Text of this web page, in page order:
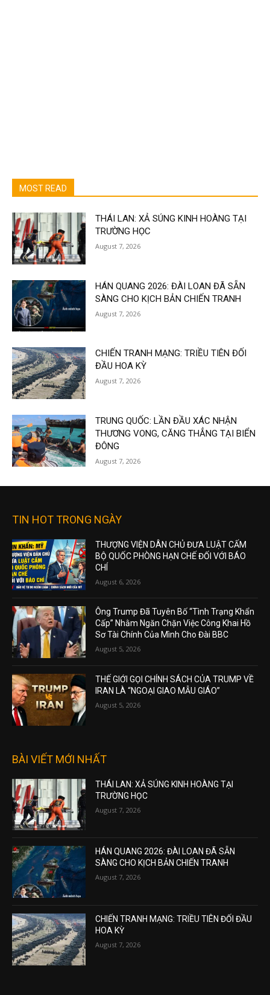
MOST READ
THÁI LAN: XẢ SÚNG KINH HOÀNG TẠI
TRƯỜNG HỌC
August 7, 2026
HÁN QUANG 2026: ĐÀI LOAN ĐÃ SẴN
SÀNG CHO KỊCH BẢN CHIẾN TRANH
August 7, 2026
CHIẾN TRANH MẠNG: TRIỀU TIÊN ĐỐI
ĐẦU HOA KỲ
August 7, 2026
TRUNG QUỐC: LẦN ĐẦU XÁC NHẬN
THƯƠNG VONG, CĂNG THẲNG TẠI BIỂN
ĐÔNG
August 7, 2026
TIN HOT TRONG NGÀY
THƯỢNG VIỆN DÂN CHỦ ĐƯA LUẬT CẤM
BỘ QUỐC PHÒNG HẠN CHẾ ĐỐI VỚI BÁO
CHÍ
August 6, 2026
Ông Trump Đã Tuyên Bố “Tình Trạng Khẩn
Cấp” Nhằm Ngăn Chặn Việc Công Khai Hồ
Sơ Tài Chính Của Mình Cho Đài BBC
August 5, 2026
THẾ GIỚI GỌI CHÍNH SÁCH CỦA TRUMP VỀ
IRAN LÀ “NGOẠI GIAO MẪU GIÁO”
August 5, 2026
BÀI VIẾT MỚI NHẤT
THÁI LAN: XẢ SÚNG KINH HOÀNG TẠI
TRƯỜNG HỌC
August 7, 2026
HÁN QUANG 2026: ĐÀI LOAN ĐÃ SẴN
SÀNG CHO KỊCH BẢN CHIẾN TRANH
August 7, 2026
CHIẾN TRANH MẠNG: TRIỀU TIÊN ĐỐI ĐẦU
HOA KỲ
August 7, 2026